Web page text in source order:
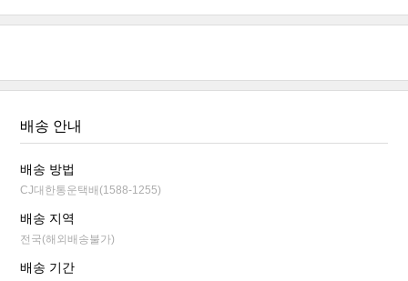
배송 안내
배송 방법
CJ대한통운택배(1588-1255)
배송 지역
전국(해외배송불가)
배송 기간